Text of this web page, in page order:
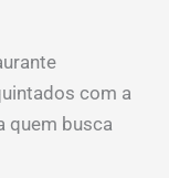
com a
quem busca